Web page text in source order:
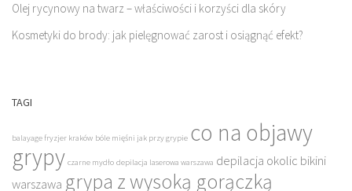
Olej rycynowy na twarz – właściwości i korzyści dla skóry
Kosmetyki do brody: jak pielęgnować zarost i osiągnąć efekt?
TAGI
balayage fryzjer kraków bóle mięśni jak przy grypie co na objawy
grypy czarne mydło depilacja laserowa warszawa depilacja okolic bikini
warszawa grypa z wysoką gorączką